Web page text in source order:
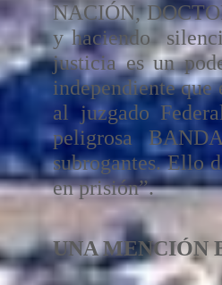
NACIÓN,
y haciendo
justicia es un
independiente
al juzgado
peligrosa
subrogantes. Ello
en prisión”.
UNA MENCIÓN